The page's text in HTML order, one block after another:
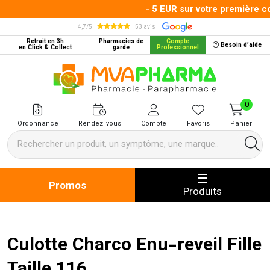
- 5 EUR sur votre première
4,7/5
53 avis
Retrait en 3h
en Click & Collect
Pharmacies de
garde
Compte
Professionnel Besoin d’aide
MVA Pharma Votre pharmacie
Ordonnance Rendez-vous Compte Favoris Panier
0
Promos Produits
Culotte Charco Enu-reveil Fille